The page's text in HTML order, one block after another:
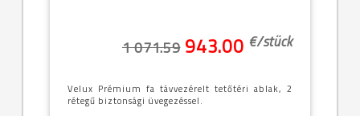
1 071.59 943.00 €/stück
Velux Prémium fa távvezérelt tetőtéri ablak, 2
rétegű biztonsági üvegezéssel.